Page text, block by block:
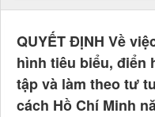
QUYẾT ĐỊNH Về
hình tiêu biểu, điển
tập và làm theo tư
cách Hồ Chí Minh